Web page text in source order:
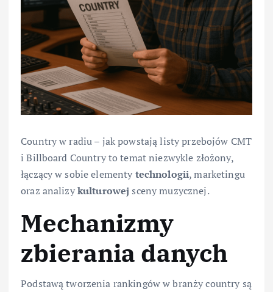
Country w radiu – jak powstają listy przebojów CMT
i Billboard Country to temat niezwykle złożony,
łączący w sobie elementy technologii, marketingu
oraz analizykulturowej sceny muzycznej.
Mechanizmy
zbierania danych
Podstawą tworzenia rankingów w branży country są